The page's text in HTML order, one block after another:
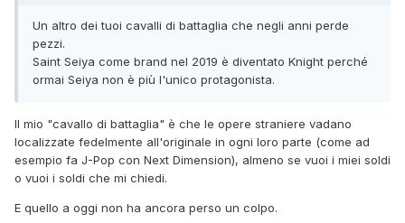
Un altro dei tuoi cavalli di battaglia che negli anni perde
pezzi.
Saint Seiya come brand nel 2019 è diventato Knight perché
ormai Seiya non è più l'unico protagonista.
Il mio "cavallo di battaglia" è che le opere straniere vadano
localizzate fedelmente all'originale in ogni loro parte (come ad
esempio fa J-Pop con Next Dimension), almeno se vuoi i miei soldi
o vuoi i soldi che mi chiedi.
E quello a oggi non ha ancora perso un colpo.